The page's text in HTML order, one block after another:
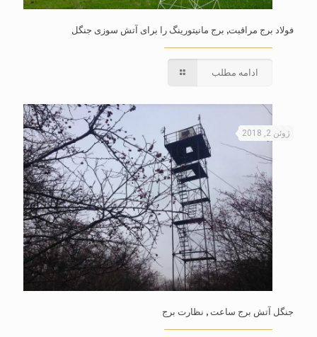
فولاد برج مراقبت, برج مانیتورینگ را برای آتش سوزی جنگل
ادامه مطلب
ژوئن 2, 2018
جنگل آتش برج ساعت , نظارت برج